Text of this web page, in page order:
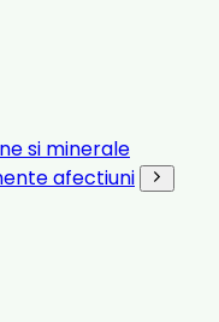
si minerale
afectiuni